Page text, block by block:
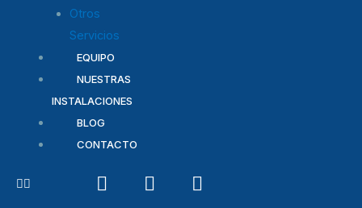
Otros
Servicios
EQUIPO
NUESTRAS
INSTALACIONES
BLOG
CONTACTO
I
n
F
a
T
w